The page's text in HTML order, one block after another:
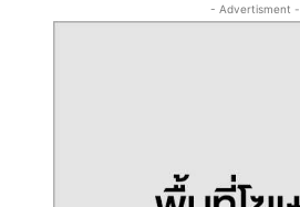
- Advertisment -